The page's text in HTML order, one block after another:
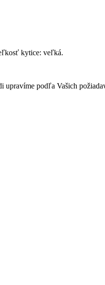
kytice: veľká.
upravíme podľa Vašich